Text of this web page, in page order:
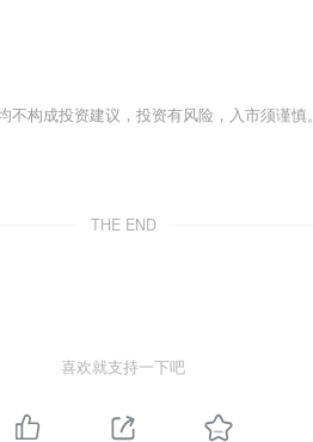
构成投资建议，投资有风险，入市须谨慎。
THE END
喜欢就支持一下吧